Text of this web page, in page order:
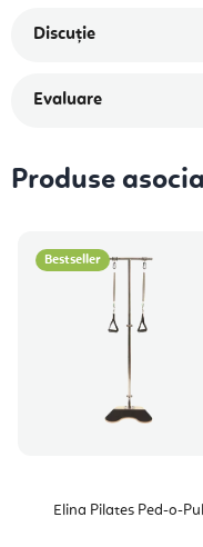
Discuţie
Evaluare
Produse
Bestseller
Elina Pilates Ped-o-Pull